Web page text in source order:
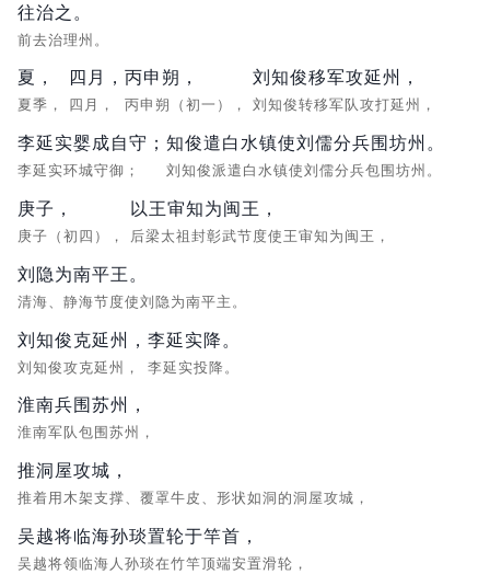
往治之。
前去治理州。
夏，
夏季，
四月，
四月，
丙申朔，
丙申朔（初一），
刘知俊移军攻延州，
刘知俊转移军队攻打延州，
李延实婴成自守；
李延实环城守御；
知俊遣白水镇使刘儒分兵围坊州。
刘知俊派遣白水镇使刘儒分兵包围坊州。
庚子，
庚子（初四），
以王审知为闽王，
后梁太祖封彰武节度使王审知为闽王，
刘隐为南平王。
清海、静海节度使刘隐为南平主。
刘知俊克延州，
刘知俊攻克延州，
李延实降。
李延实投降。
淮南兵围苏州，
淮南军队包围苏州，
推洞屋攻城，
推着用木架支撑、覆罩牛皮、形状如洞的洞屋攻城，
吴越将临海孙琰置轮于竿首，
吴越将领临海人孙琰在竹竿顶端安置滑轮，